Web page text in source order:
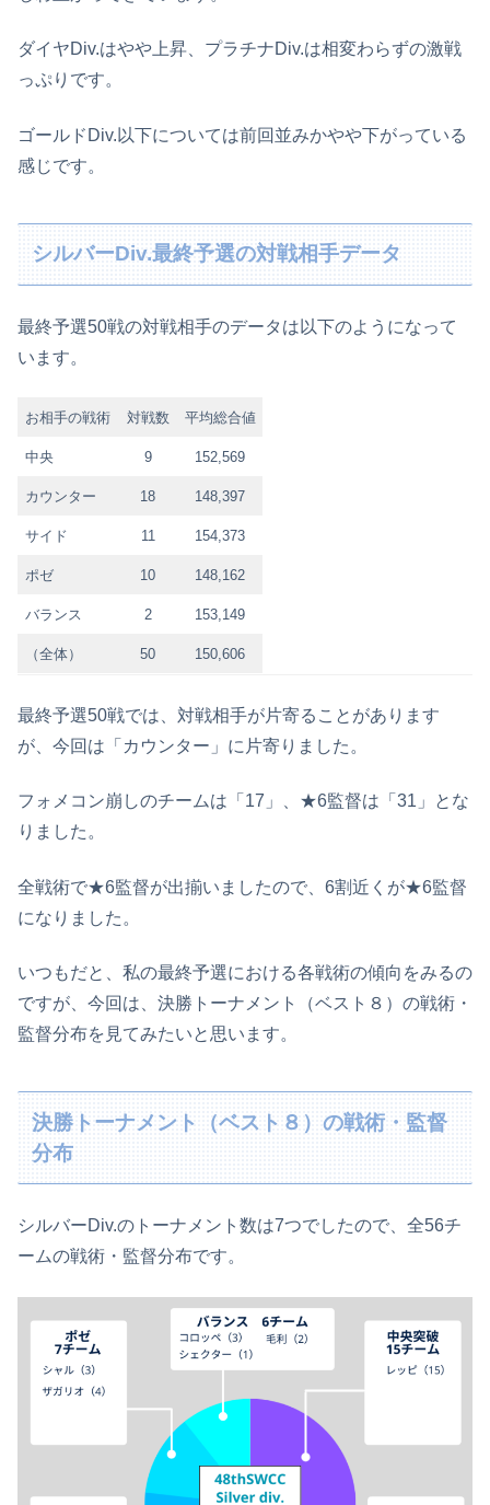
ダイヤDiv.はやや上昇、プラチナDiv.は相変わらずの激戦
っぷりです。
ゴールドDiv.以下については前回並みかやや下がっている
感じです。
シルバーDiv.最終予選の対戦相手データ
最終予選50戦の対戦相手のデータは以下のようになって
います。
お相手の戦術 対戦数 平均総合値
中央 9 152,569
カウンター 18 148,397
サイド 11 154,373
ポゼ 10 148,162
バランス 2 153,149
（全体） 50 150,606
最終予選50戦では、対戦相手が片寄ることがあります
が、今回は「カウンター」に片寄りました。
フォメコン崩しのチームは「17」、★6監督は「31」とな
りました。
全戦術で★6監督が出揃いましたので、6割近くが★6監督
になりました。
いつもだと、私の最終予選における各戦術の傾向をみるの
ですが、今回は、決勝トーナメント（ベスト８）の戦術・
監督分布を見てみたいと思います。
決勝トーナメント（ベスト８）の戦術・監督
分布
シルバーDiv.のトーナメント数は7つでしたので、全56チ
ームの戦術・監督分布です。